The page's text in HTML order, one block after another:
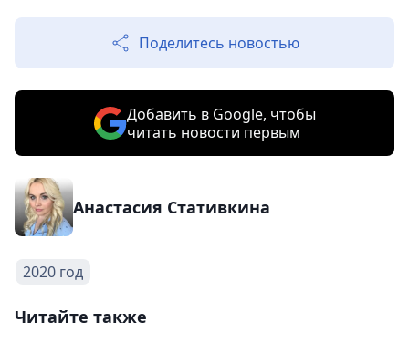
Поделитесь новостью
Добавить в Google, чтобы
читать новости первым
Анастасия Стативкина
2020 год
Читайте также